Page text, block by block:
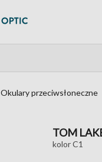
Okulary przeciwsłoneczne
TOM
kolor C1